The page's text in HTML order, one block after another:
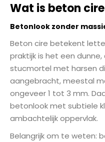
Wat is beton
Betonlook zonder
Beton cire betekent
praktijk is het een
stucmortel met harsen
aangebracht, meestal
ongeveer 1 tot 3 mm.
betonlook met subtiele
ambachtelijk oppervlak.
Belangrijk om te weten: